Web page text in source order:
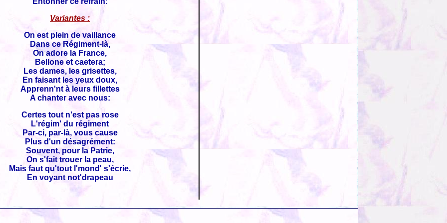
Variantes :
On est plein de vaillance
Dans ce Régiment-là,
On adore la France,
Bellone et caetera;
Les dames, les grisettes,
En faisant les yeux doux,
Apprenn'nt à leurs fillettes
A chanter avec nous:
Certes tout n'est pas rose
L'régim' du régiment
Par-ci, par-là, vous cause
Plus d'un désagrément:
Souvent, pour la Patrie,
On s'fait trouer la peau,
Mais faut qu'tout l'mond' s'écrie,
En voyant not'drapeau